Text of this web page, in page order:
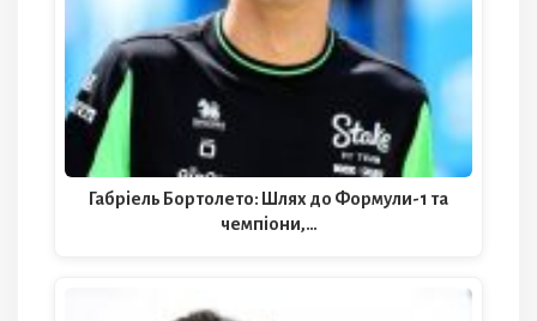
Габріель Бортолето: Шлях до Формули-1 та
чемпіони,…